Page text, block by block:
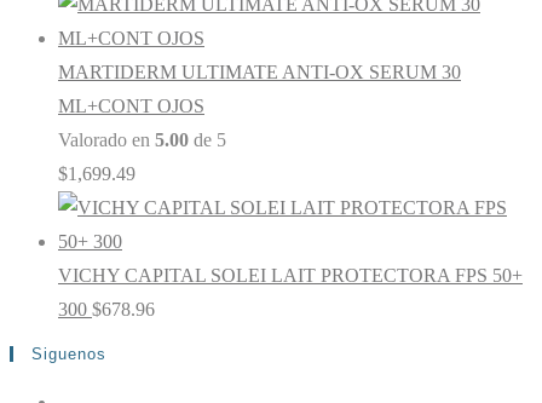
MARTIDERM ULTIMATE ANTI-OX SERUM 30
ML+CONT OJOS
Valorado en 5.00 de 5
$1,699.49
VICHY CAPITAL SOLEI LAIT PROTECTORA FPS 50+
300 $678.96
Siguenos